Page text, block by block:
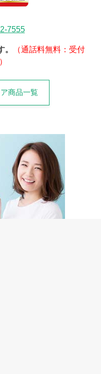
7555
（通話料無料：受付
商品一覧